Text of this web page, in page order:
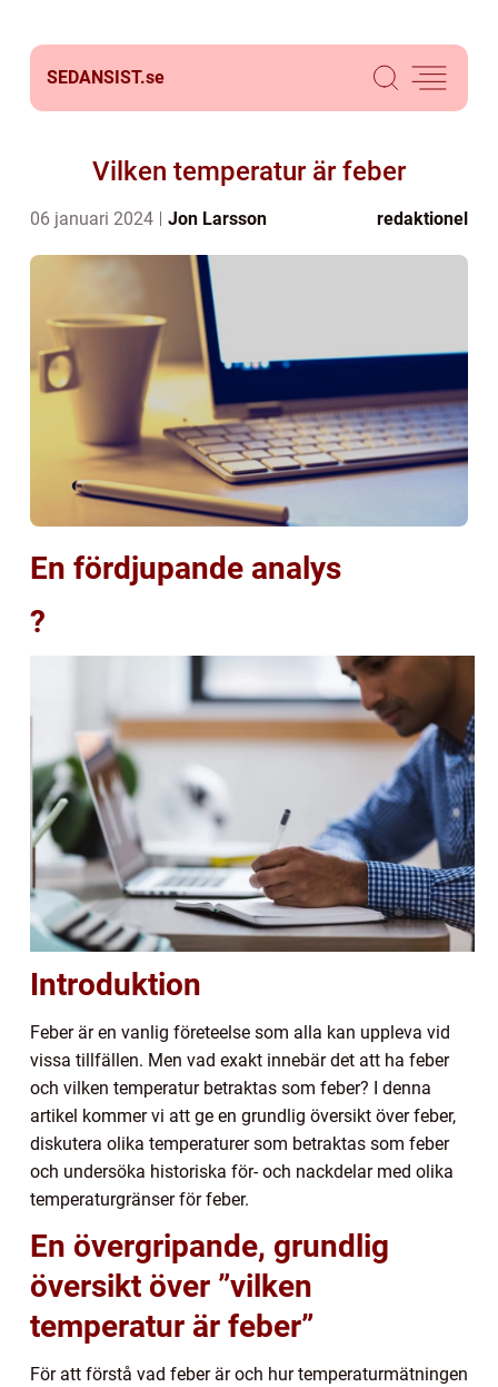
SEDANSIST.se
Vilken temperatur är feber
06 januari 2024 Jon Larsson redaktionel
En fördjupande analys
?
Introduktion
Feber är en vanlig företeelse som alla kan uppleva vid
vissa tillfällen. Men vad exakt innebär det att ha feber
och vilken temperatur betraktas som feber? I denna
artikel kommer vi att ge en grundlig översikt över feber,
diskutera olika temperaturer som betraktas som feber
och undersöka historiska för- och nackdelar med olika
temperaturgränser för feber.
En övergripande, grundlig
översikt över ”vilken
temperatur är feber”
För att förstå vad feber är och hur temperaturmätningen